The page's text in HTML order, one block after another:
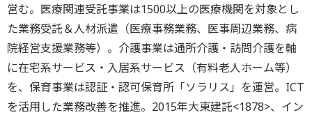
営む。医療関連受託事業は1500以上の医療機関を対象とし
た業務受託＆人材派遣（医療事務業務、医事周辺業務、病
院経営支援業務等）。介護事業は通所介護・訪問介護を軸
に在宅系サービス・入居系サービス（有料老人ホーム等）
を、保育事業は認証・認可保育所「ソラリス」を運営。ICT
を活用した業務改善を推進。2015年大東建託<1878>、イン